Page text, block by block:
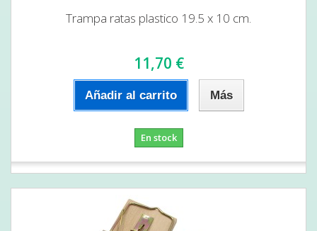
Trampa ratas plastico 19.5 x 10 cm.
11,70 €
Añadir al carrito Más
En stock